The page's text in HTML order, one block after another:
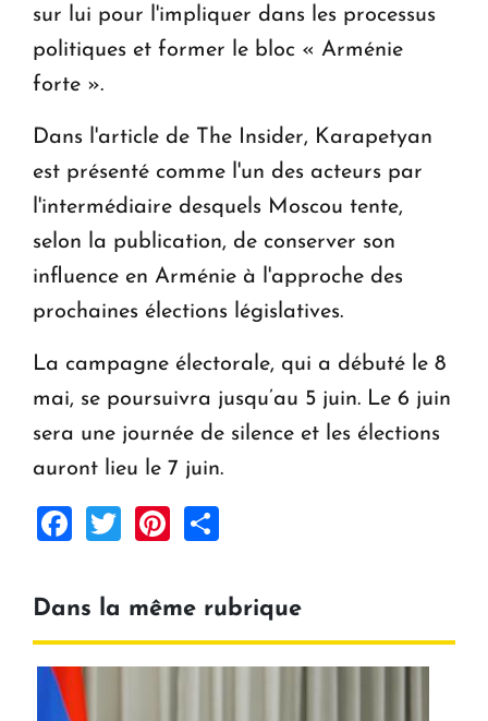
sur lui pour l'impliquer dans les processus
politiques et former le bloc « Arménie
forte ».
Dans l'article de The Insider, Karapetyan
est présenté comme l'un des acteurs par
l'intermédiaire desquels Moscou tente,
selon la publication, de conserver son
influence en Arménie à l'approche des
prochaines élections législatives.
La campagne électorale, qui a débuté le 8
mai, se poursuivra jusqu’au 5 juin. Le 6 juin
sera une journée de silence et les élections
auront lieu le 7 juin.
Facebook
TwitterPinterest
Dans la même rubrique